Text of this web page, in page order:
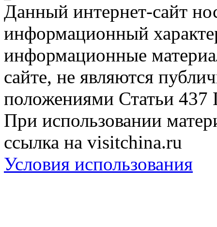
Данный интернет-сайт
информационный
информационные
сайте, не являются
положениями Статьи 437
При использовании
ссылка на visitchina.ru
Условия использования